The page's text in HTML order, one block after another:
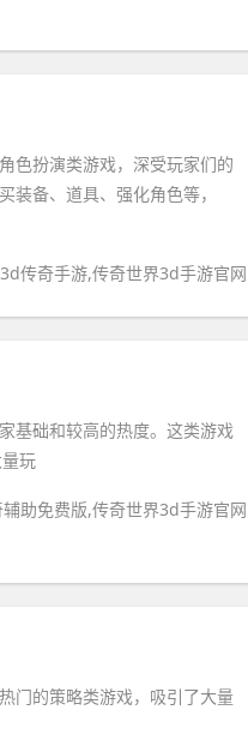
色扮演类游戏，深受玩家们的
备、道具、强化角色等，
3d传奇手游,传奇世界3d手游官网
基础和较高的热度。这类游戏
玩
助免费版,传奇世界3d手游官网
门的策略类游戏，吸引了大量